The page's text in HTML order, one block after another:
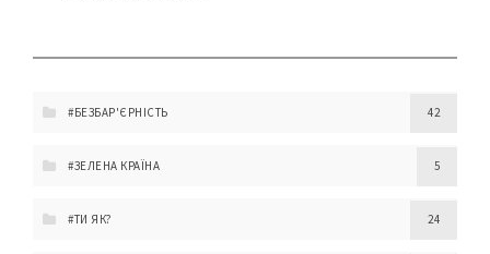
#БЕЗБАР'ЄРНІСТЬ 42
#ЗЕЛЕНА КРАЇНА 5
#ТИ ЯК? 24